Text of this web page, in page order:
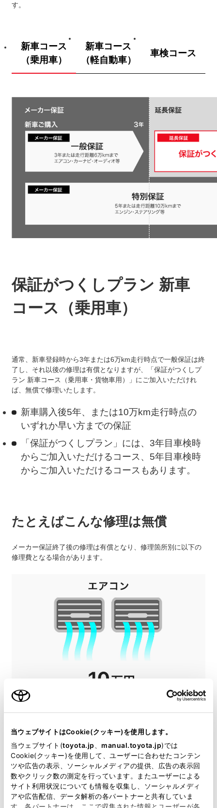
当ウェブサイトはCookie(クッキー)を使用します。
当ウェブサイト(toyota.jp manual.toyota.jp)では
Cookie(クッキー)を使用して、ユーザーに合わせたコンテン
ツや広告の表示、ソーシャルメディアの提供、広告の表示回
数やクリック数の測定を行っています。またユーザーによる
サイト利用状況についても情報を収集し、ソーシャルメディ
アや広告配信、データ解析の各パートナーと共有していま
す。各パートナーは、ここで収集された情報とユーザーが各
す。
新車コース
（乗用車）
新車コース
（軽自動車）
車検コース
保証がつくしプラン 新車
コース（乗用車）
通常、新車登録時から3年または6万km走行時点で一般保証は終
了し、それ以後の修理は有償となりますが、「保証がつくしプ
ラン 新車コース（乗用車・貨物車用）」にご加入いただけれ
ば、無償で修理いたします。
新車購入後5年、または10万km走行時点の
いずれか早い方までの保証
「保証がつくしプラン」には、3年目車検時
からご加入いただけるコース、5年目車検時
からご加入いただけるコースもあります。
たとえばこんな修理は無償
メーカー保証終了後の修理は有償となり、修理箇所別に以下の
修理費となる場合があります。